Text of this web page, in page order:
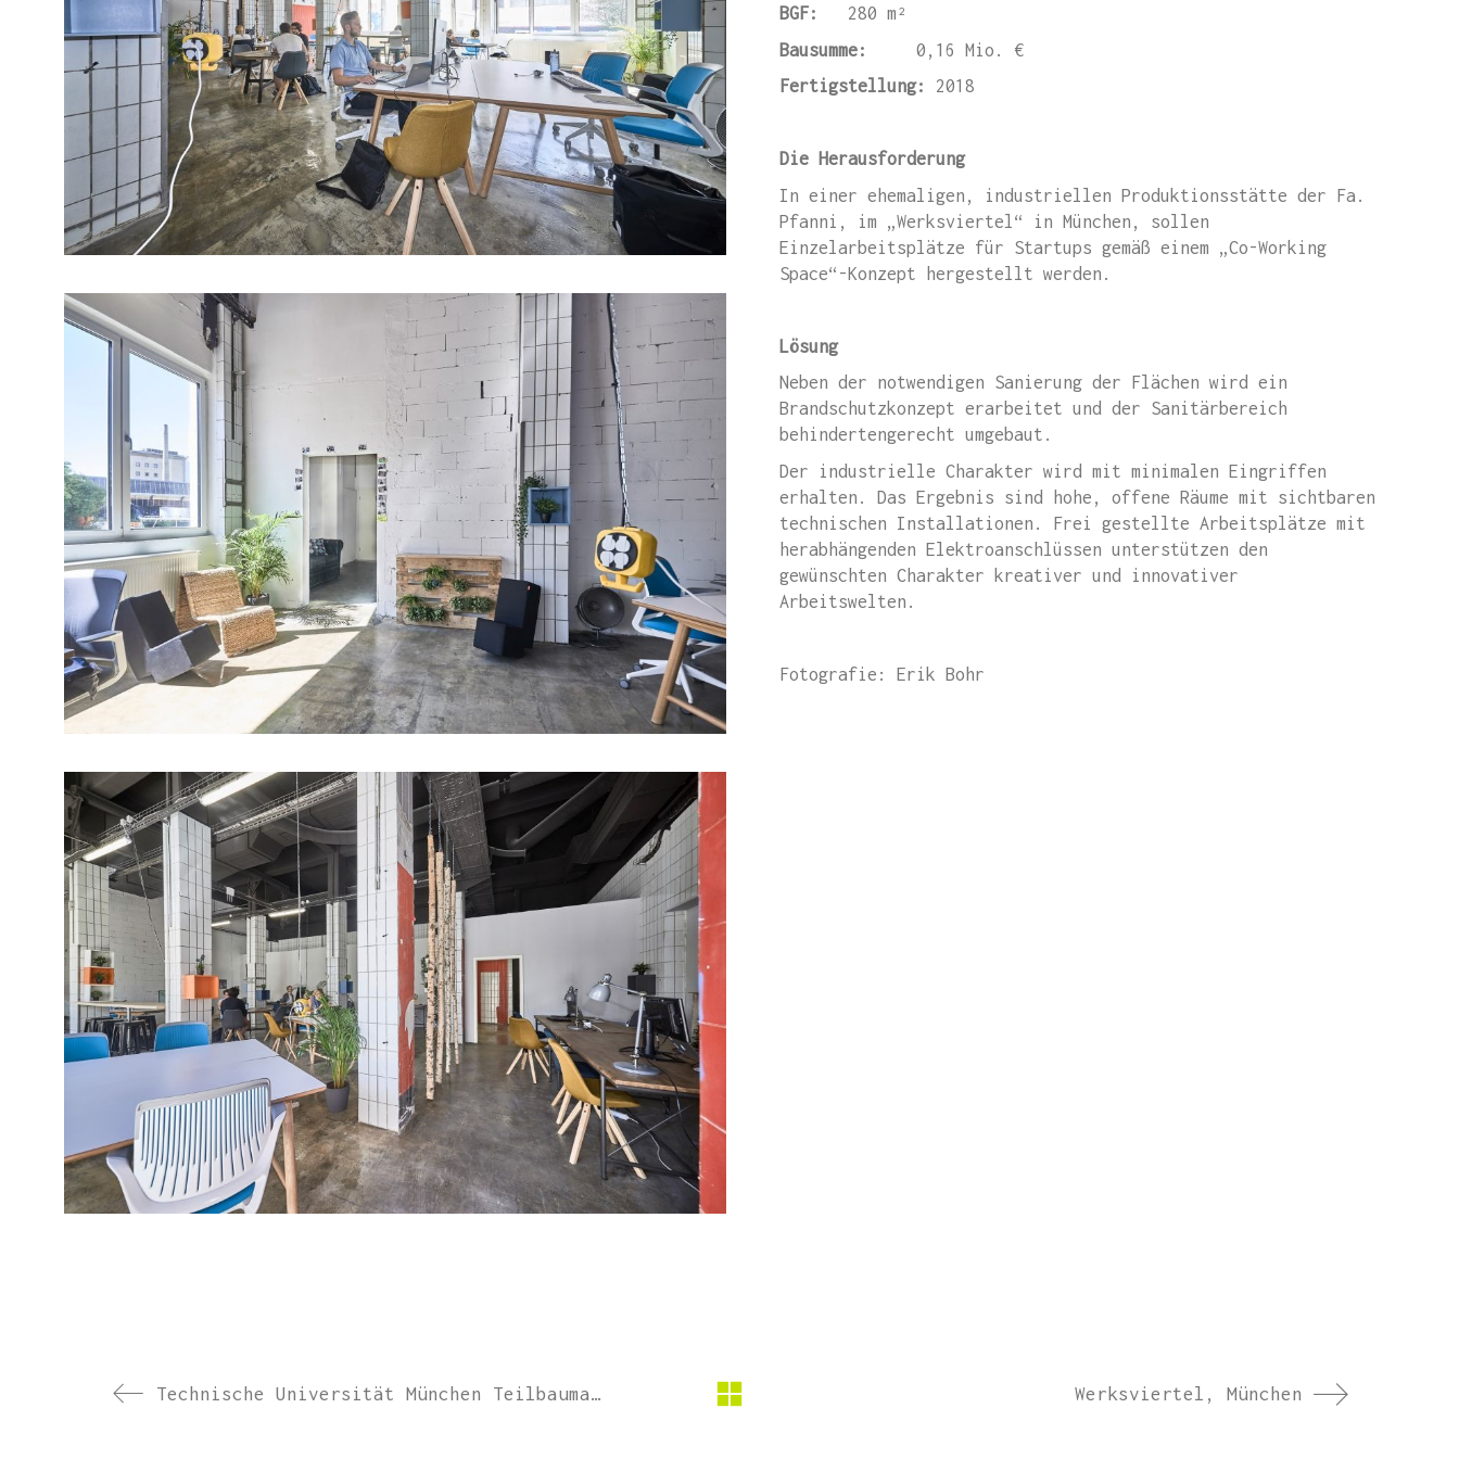
BGF:
280 m²
Bausumme:
0,16 Mio. €
Fertigstellung:
2018
Die Herausforderung
In einer ehemaligen, industriellen Produktionsstätte der Fa.
Pfanni, im „Werksviertel“ in München, sollen
Einzelarbeitsplätze für Startups gemäß einem „Co-Working
Space“-Konzept hergestellt werden.
Lösung
Neben der notwendigen Sanierung der Flächen wird ein
Brandschutzkonzept erarbeitet und der Sanitärbereich
behindertengerecht umgebaut.
Der industrielle Charakter wird mit minimalen Eingriffen
erhalten. Das Ergebnis sind hohe, offene Räume mit sichtbaren
technischen Installationen. Frei gestellte Arbeitsplätze mit
herabhängenden Elektroanschlüssen unterstützen den
gewünschten Charakter kreativer und innovativer
Arbeitswelten.
Fotografie: Erik Bohr
Technische Universität München Teilbaumaßnahme 2 Werksviertel, München